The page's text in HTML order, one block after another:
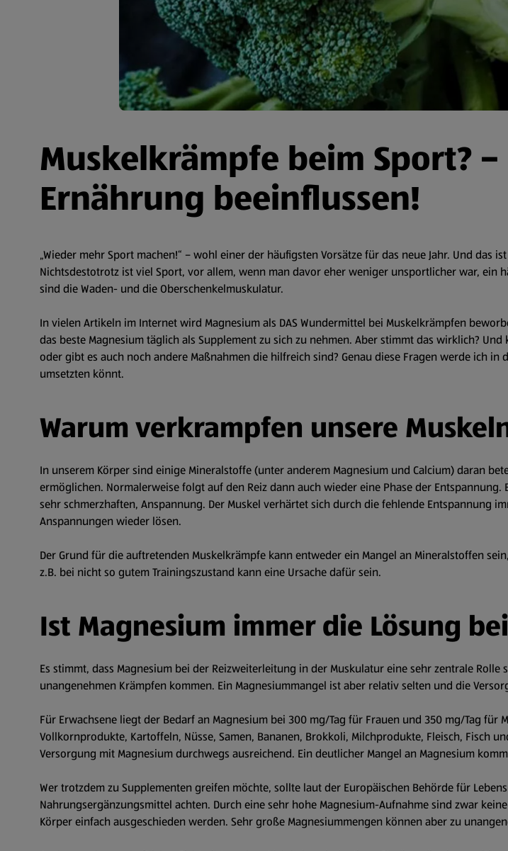
Muskelkrämpfe beim Sport?
Ernährung beeinflussen!
„Wieder mehr Sport machen!“ – wohl einer der häufigsten Vorsätze für das neue Jahr. Und
Nichtsdestotrotz ist viel Sport, vor allem, wenn man davor eher weniger unsportlicher war,
sind die Waden- und die Oberschenkelmuskulatur.
In vielen Artikeln im Internet wird Magnesium als DAS Wundermittel bei Muskelkrämpfen
das beste Magnesium täglich als Supplement zu sich zu nehmen. Aber stimmt das wirklich?
oder gibt es auch noch andere Maßnahmen die hilfreich sind? Genau diese Fragen werde ich
umsetzten könnt.
Warum verkrampfen unsere
In unserem Körper sind einige Mineralstoffe (unter anderem Magnesium und Calcium) daran
ermöglichen. Normalerweise folgt auf den Reiz dann auch wieder eine Phase der
sehr schmerzhaften, Anspannung. Der Muskel verhärtet sich durch die fehlende Entspannung
Anspannungen wieder lösen.
Der Grund für die auftretenden Muskelkrämpfe kann entweder ein Mangel an Mineralstoffen
z.B. bei nicht so gutem Trainingszustand kann eine Ursache dafür sein.
Ist Magnesium immer die Lösung
Es stimmt, dass Magnesium bei der Reizweiterleitung in der Muskulatur eine sehr zentrale
unangenehmen Krämpfen kommen. Ein Magnesiummangel ist aber relativ selten und die
Für Erwachsene liegt der Bedarf an Magnesium bei 300 mg/Tag für Frauen und 350 mg/Tag
Vollkornprodukte, Kartoffeln, Nüsse, Samen, Bananen, Brokkoli, Milchprodukte, Fleisch, Fisch
Versorgung mit Magnesium durchwegs ausreichend. Ein deutlicher Mangel an Magnesium
Wer trotzdem zu Supplementen greifen möchte, sollte laut der Europäischen Behörde für
Nahrungsergänzungsmittel achten. Durch eine sehr hohe Magnesium-Aufnahme sind zwar
Körper einfach ausgeschieden werden. Sehr große Magnesiummengen können aber zu